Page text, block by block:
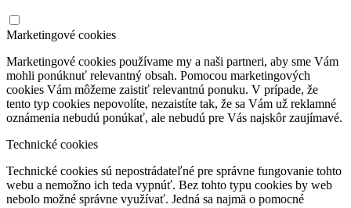
Marketingové cookies
Marketingové cookies používame my a naši partneri, aby sme Vám
mohli ponúknuť relevantný obsah. Pomocou marketingových
cookies Vám môžeme zaistiť relevantnú ponuku. V prípade, že
tento typ cookies nepovolíte, nezaistíte tak, že sa Vám už reklamné
oznámenia nebudú ponúkať, ale nebudú pre Vás najskôr zaujímavé.
Technické cookies
Technické cookies sú nepostrádateľné pre správne fungovanie tohto
webu a nemožno ich teda vypnúť. Bez tohto typu cookies by web
nebolo možné správne využívať. Jedná sa najmä o pomocné